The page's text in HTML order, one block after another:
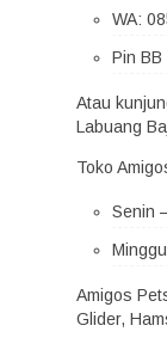
WA:
Pin BB
Atau
Labuang
Toko
Senin
Amigos
Glider,